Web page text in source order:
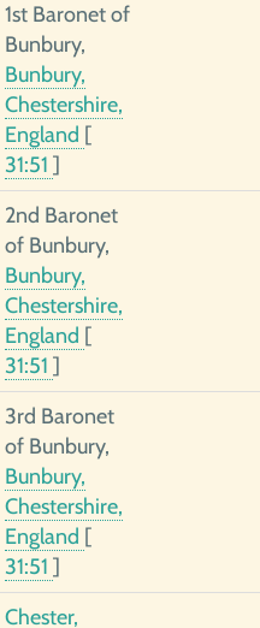
1st Baronet of
Bunbury,
Bunbury,
Chestershire,
England [
31:51 ]
2nd Baronet
of Bunbury,
Bunbury,
Chestershire,
England [
31:51 ]
3rd Baronet
of Bunbury,
Bunbury,
Chestershire,
England [
31:51 ]
Chester,